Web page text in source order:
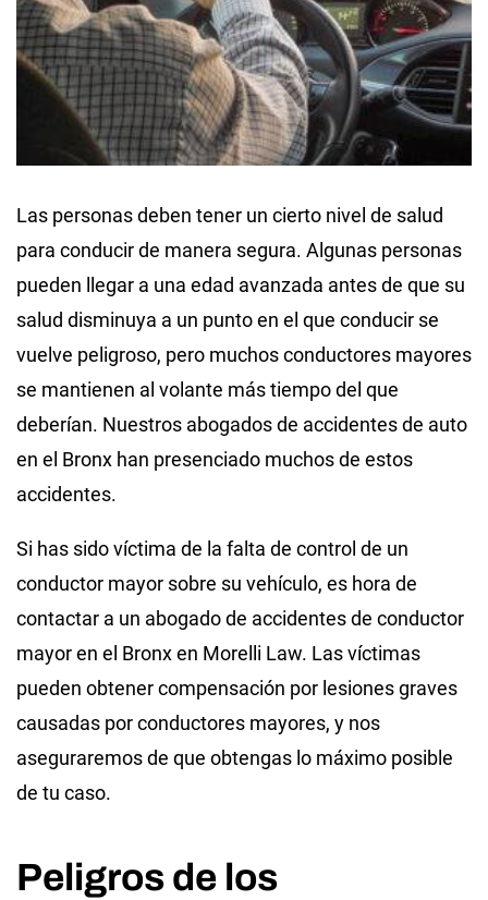
Las personas deben tener un cierto nivel de salud
para conducir de manera segura. Algunas personas
pueden llegar a una edad avanzada antes de que su
salud disminuya a un punto en el que conducir se
vuelve peligroso, pero muchos conductores mayores
se mantienen al volante más tiempo del que
deberían. Nuestros abogados de accidentes de auto
en el Bronx han presenciado muchos de estos
accidentes.
Si has sido víctima de la falta de control de un
conductor mayor sobre su vehículo, es hora de
contactar a un abogado de accidentes de conductor
mayor en el Bronx en Morelli Law. Las víctimas
pueden obtener compensación por lesiones graves
causadas por conductores mayores, y nos
aseguraremos de que obtengas lo máximo posible
de tu caso.
Peligros de los